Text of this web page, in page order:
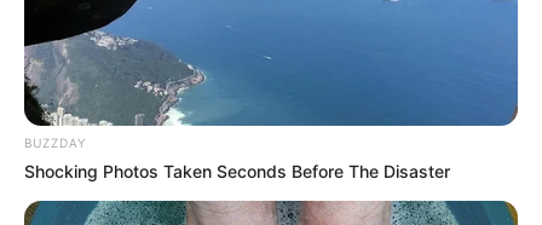
ΣΟΚ στην περιοχή του Αλιβερίου: Δείτε τη νέα
κομπίνα που κάνουν
Οργή για τροχαίο στην Νέα Αρτάκη
Ακολουθήστε το evianews.com στο
News
BUZZDAY
Shocking Photos Taken Seconds Before The Disaster